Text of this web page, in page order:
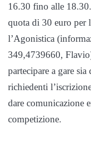
16.30 fino alle
quota di 30 euro per
l’Agonistica
349,4739660,
partecipare a gare
richiedenti
dare comunicazione
competizione.